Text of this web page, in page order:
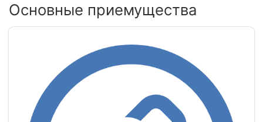
Основные приемущества